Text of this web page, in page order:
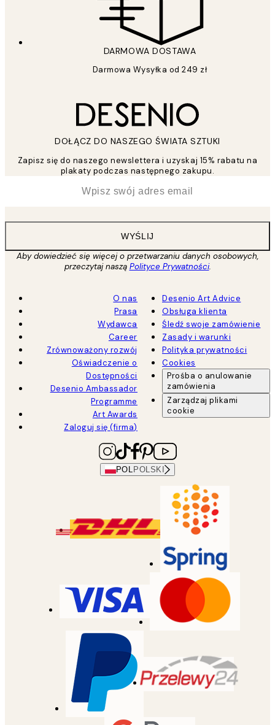
DARMOWA DOSTAWA
Darmowa Wysyłka od 249 zł
DOŁĄCZ DO NASZEGO ŚWIATA SZTUKI
Zapisz się do naszego newslettera i uzyskaj 15% rabatu na
plakaty podczas następnego zakupu.
WYŚLIJ
Aby dowiedzieć się więcej o przetwarzaniu danych osobowych,
przeczytaj naszą Polityce Prywatności.
O nas
Prasa
Wydawca
Career
Zrównoważony rozwój
Oświadczenie o
Dostępności
Desenio Ambassador
Programme
Art Awards
Zaloguj się (firma)
Desenio Art Advice
Obsługa klienta
Śledź swoje zamówienie
Zasady i warunki
Polityka prywatności
Cookies
Prośba o anulowanie
zamówienia
Zarządzaj plikami
cookie
POL POLSKI